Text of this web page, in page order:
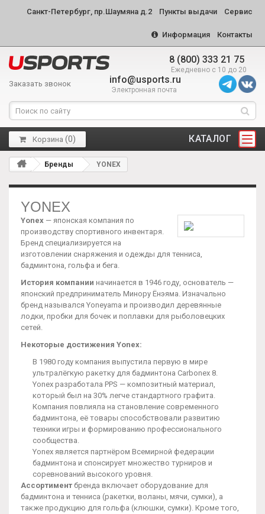
Санкт-Петербург, пр.Шаумяна д.2 Пункты выдачи Сервис
Информация Контакты
8 (800) 333 21 75
Ежедневно с 10 до 20
Заказать звонок info@usports.ru
Электронная почта
КАТАЛОГ
Корзина (0)
Бренды YONEX
YONEX
Yonex — японская компания по
производству спортивного инвентаря.
Бренд специализируется на
изготовлении снаряжения и одежды для тенниса,
бадминтона, гольфа и бега.
История компании начинается в 1946 году, основатель —
японский предприниматель Минору Ёнэяма. Изначально
бренд назывался Yoneyama и производил деревянные
лодки, пробки для бочек и поплавки для рыболовецких
сетей.
Некоторые достижения Yonex:
В 1980 году компания выпустила первую в мире
ультралёгкую ракетку для бадминтона Carbonex 8.
Yonex разработала PPS — композитный материал,
который был на 30% легче стандартного графита.
Компания повлияла на становление современного
бадминтона, её товары способствовали развитию
техники игры и формированию профессионального
сообщества.
Yonex является партнёром Всемирной федерации
бадминтона и спонсирует множество турниров и
соревнований высокого уровня.
Ассортимент бренда включает оборудование для
бадминтона и тенниса (ракетки, воланы, мячи, сумки), а
также продукцию для гольфа (клюшки, сумки). Кроме того,